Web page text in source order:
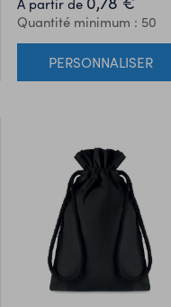
À partir de
Quantité minimum : 50
PERSONNALISER